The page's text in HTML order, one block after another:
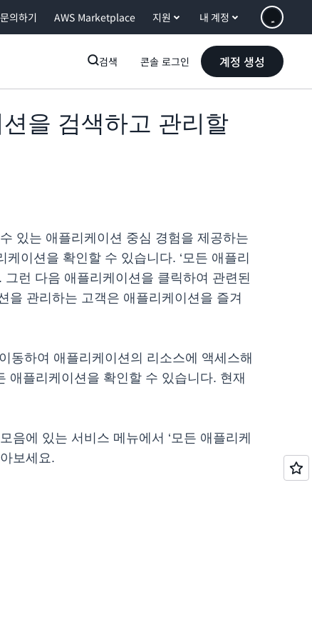
문의하기 AWS Marketplace 지원 내 계정
검색 콘솔 로그인 계정 생성
을 검색하고 관리할
있는 애플리케이션 중심 경험을 제공하는
이션을 확인할 수 있습니다. ‘모든 애플리
런 다음 애플리케이션을 클릭하여 관련된
을 관리하는 고객은 애플리케이션을 즐겨
동하여 애플리케이션의 리소스에 액세스해
애플리케이션을 확인할 수 있습니다. 현재
에 있는 서비스 메뉴에서 ‘모든 애플리케
보세요.